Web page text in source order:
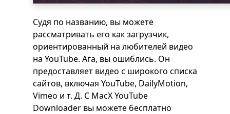
Судя по названию, вы можете
рассматривать его как загрузчик,
ориентированный на любителей видео
на YouTube. Ага, вы ошиблись. Он
предоставляет видео с широкого списка
сайтов, включая YouTube, DailyMotion,
Vimeo и т. Д. С MacX YouTube
Downloader вы можете бесплатно